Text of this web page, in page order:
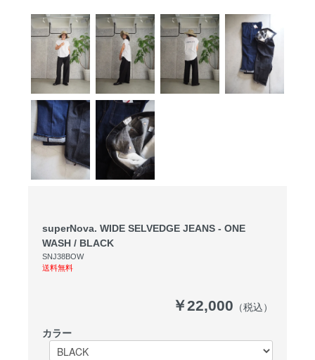
superNova. WIDE SELVEDGE JEANS - ONE
WASH / BLACK
SNJ38BOW
送料無料
￥22,000 （税込）
カラー